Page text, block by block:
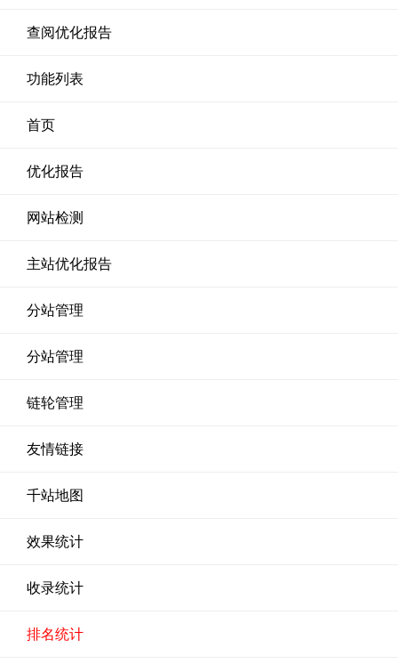
查阅优化报告
功能列表
首页
优化报告
网站检测
主站优化报告
分站管理
分站管理
链轮管理
友情链接
千站地图
效果统计
收录统计
排名统计